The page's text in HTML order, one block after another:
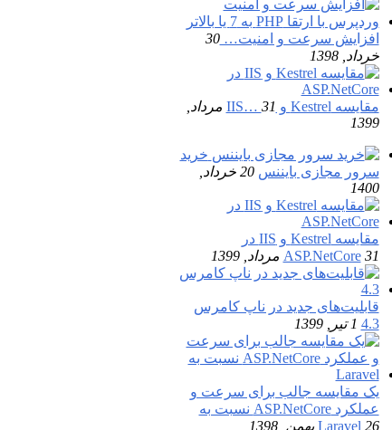
افزایش سرعت و امنیت…30
خرداد, 1398
مقایسه Kestrel و IIS…
31 مرداد,
1399
خرید
سرور مجازی بایننس
20 خرداد,
1400
مقایسه Kestrel و IIS در
ASP.NetCore 31 مرداد, 1399
قابلیت‌های جدید در ناپ کامرس
4.3 1 تیر, 1399
یک مقایسه جالب برای سرعت و
عملکرد ASP.NetCore نسبت به
Laravel 26 بهمن, 1398